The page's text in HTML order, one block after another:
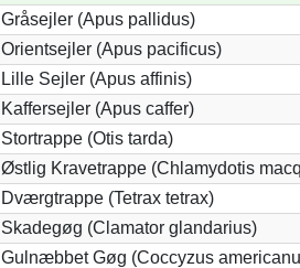
Gråsejler (Apus pallidus)
Orientsejler (Apus pacificus)
Lille Sejler (Apus affinis)
Kaffersejler (Apus caffer)
Stortrappe (Otis tarda)
Østlig Kravetrappe (Chlamydotis
Dværgtrappe (Tetrax tetrax)
Skadegøg (Clamator glandarius)
Gulnæbbet Gøg (Coccyzus